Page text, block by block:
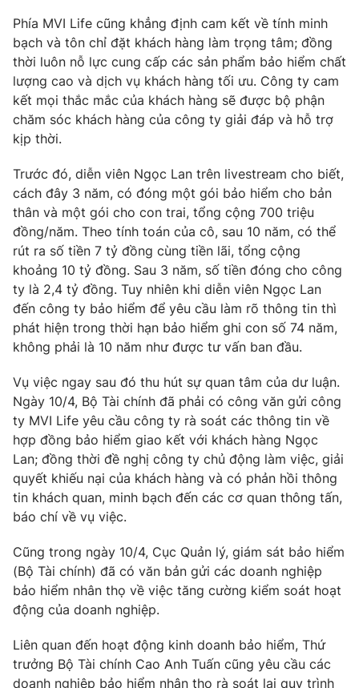
THỜI BÁO VTV
Theo dõi báo trên
Cơ quan chủ quản:
Giấy phép hoạt động báo in và báo điện tử số 483/GP-BTTTT
cấp ngày 29/12/2023
Tổng Biên tập:Vũ Thanh Thủy
Phó Tổng Biên tập:Nguyễn Thị Mỹ Hạnh, Phạm Quốc Thắng,
Nguyễn Trọng Ninh
Tổng đài VTV:024.38 355 931 - 024.38 355 932
Ðiện thoại Thời báo VTV:024.66 897 897
Email:toasoan@vtv.vn
Liên hệ quảng cáo: 024-7300.7108
® Cấm sao chép dưới mọi hình thức nếu không có sự chấp
thuận bằng văn bản. Ghi rõ nguồn VTV.vn khi phát hành lại
thông tin từ website này.
Phía MVI Life cũng khẳng định cam kết về tính minh
bạch và tôn chỉ đặt khách hàng làm trọng tâm; đồng
thời luôn nỗ lực cung cấp các sản phẩm bảo hiểm chất
lượng cao và dịch vụ khách hàng tối ưu. Công ty cam
kết mọi thắc mắc của khách hàng sẽ được bộ phận
chăm sóc khách hàng của công ty giải đáp và hỗ trợ
kịp thời.
Trước đó, diễn viên Ngọc Lan trên livestream cho biết,
cách đây 3 năm, có đóng một gói bảo hiểm cho bản
thân và một gói cho con trai, tổng cộng 700 triệu
đồng/năm. Theo tính toán của cô, sau 10 năm, có thể
rút ra số tiền 7 tỷ đồng cùng tiền lãi, tổng cộng
khoảng 10 tỷ đồng. Sau 3 năm, số tiền đóng cho công
ty là 2,4 tỷ đồng. Tuy nhiên khi diễn viên Ngọc Lan
đến công ty bảo hiểm để yêu cầu làm rõ thông tin thì
phát hiện trong thời hạn bảo hiểm ghi con số 74 năm,
không phải là 10 năm như được tư vấn ban đầu.
Vụ việc ngay sau đó thu hút sự quan tâm của dư luận.
Ngày 10/4, Bộ Tài chính đã phải có công văn gửi công
ty MVI Life yêu cầu công ty rà soát các thông tin về
hợp đồng bảo hiểm giao kết với khách hàng Ngọc
Lan; đồng thời đề nghị công ty chủ động làm việc, giải
quyết khiếu nại của khách hàng và có phản hồi thông
tin khách quan, minh bạch đến các cơ quan thông tấn,
báo chí về vụ việc.
Cũng trong ngày 10/4, Cục Quản lý, giám sát bảo hiểm
(Bộ Tài chính) đã có văn bản gửi các doanh nghiệp
bảo hiểm nhân thọ về việc tăng cường kiểm soát hoạt
động của doanh nghiệp.
Liên quan đến hoạt động kinh doanh bảo hiểm, Thứ
trưởng Bộ Tài chính Cao Anh Tuấn cũng yêu cầu các
doanh nghiệp bảo hiểm nhân thọ rà soát lại quy trình